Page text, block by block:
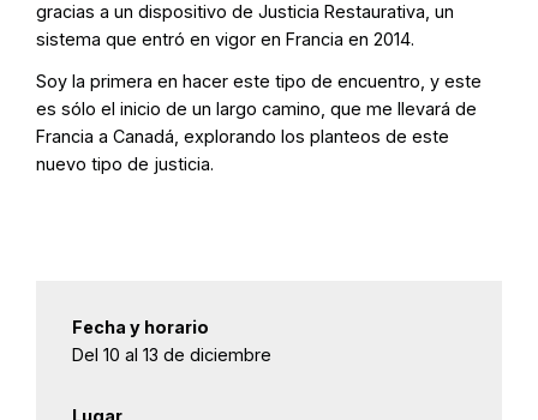
gracias a un dispositivo de Justicia Restaurativa, un
sistema que entró en vigor en Francia en 2014.
Soy la primera en hacer este tipo de encuentro, y este
es sólo el inicio de un largo camino, que me llevará de
Francia a Canadá, explorando los planteos de este
nuevo tipo de justicia.
Fecha y horario
Del 10 al 13 de diciembre
Lugar